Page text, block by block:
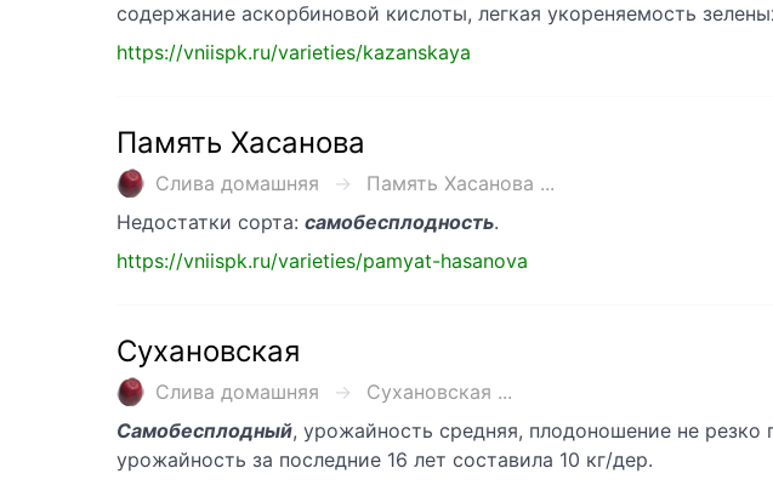
содержание аскорбиновой кислоты, легкая укореняемость
https://vniispk.ru/varieties/kazanskaya
Память Хасанова
Слива домашняя
Память Хасанова ...
Недостатки сорта: самобесплодность.
https://vniispk.ru/varieties/pamyat-hasanova
Сухановская
Слива домашняя
Сухановская ...
Самобесплодный, урожайность средняя, плодоношение не
урожайность за последние 16 лет составила 10 кг/дер.